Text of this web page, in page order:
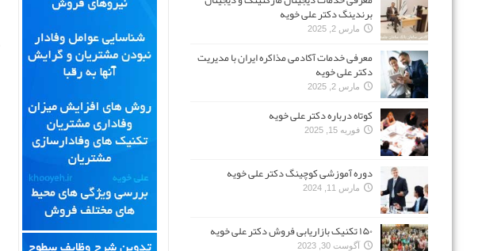
برندینگ دکتر علی خویه
مارس 2, 2025
معرفی خدمات آکادمی مذاکره ایران با مدیریت
دکتر علی خویه
مارس 2, 2025
کوتاه درباره دکتر علی خویه
فوریه 15, 2025
دوره آموزشی کوچینگ دکتر علی خویه
مارس 11, 2024
۱۵۰ تکنیک بازاریابی فروش دکتر علی خویه
آگوست 30, 2023